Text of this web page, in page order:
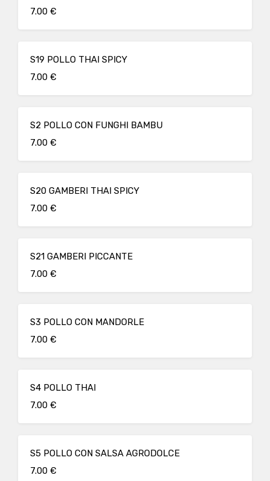
7.00 €
S19 POLLO THAI SPICY
7.00 €
S2 POLLO CON FUNGHI BAMBU
7.00 €
S20 GAMBERI THAI SPICY
7.00 €
S21 GAMBERI PICCANTE
7.00 €
S3 POLLO CON MANDORLE
7.00 €
S4 POLLO THAI
7.00 €
S5 POLLO CON SALSA AGRODOLCE
7.00 €